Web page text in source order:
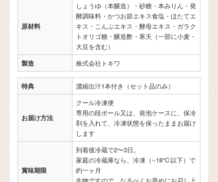
原材料
しょうゆ（本醸造）・砂糖・本みりん・発
酵調味料・かつお節エキス食塩・ほたてエ
キス・こんぶエキス・酵母エキス・ガラク
トオリゴ糖・醸造酢・寒天（一部に小麦・
大豆を含む）
製造
株式会社トキワ
特典 濃縮出汁1本付き（セット品のみ）
お届け方法
クール冷凍便
専用の段ボール又は、発泡ケースに、保冷
剤を入れて、冷凍状態を保ったままお届け
します
賞味期限
到着後冷蔵で2〜3日。
家庭の冷蔵庫なら、冷凍（−18℃以下）で
約一ヶ月